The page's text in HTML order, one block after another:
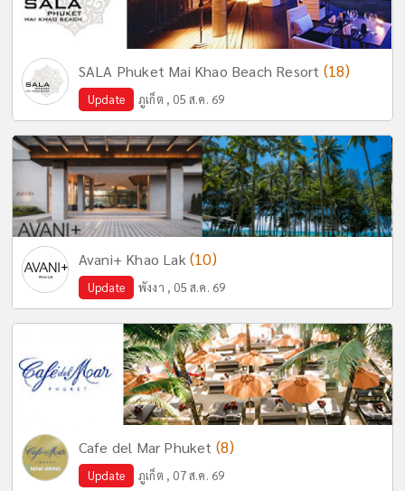
SALA Phuket Mai Khao Beach Resort (18)
Update ภูเก็ต , 05 ส.ค. 69
Avani+ Khao Lak (10)
Update พังงา , 05 ส.ค. 69
Cafe del Mar Phuket (8)
Update ภูเก็ต , 07 ส.ค. 69